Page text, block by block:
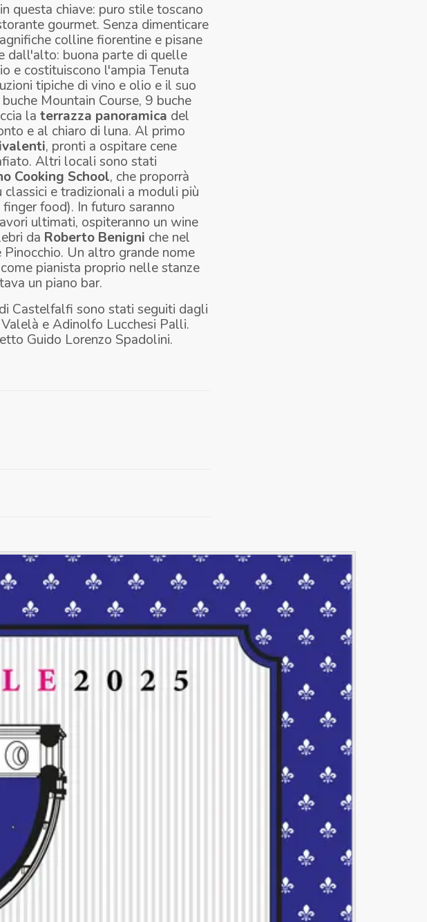
questa chiave: puro stile toscano
gourmet. Senza dimenticare
colline fiorentine e pisane
dall'alto: buona parte di quelle
e costituiscono l'ampia Tenuta
tipiche di vino e olio e il suo
Mountain Course, 9 buche
la terrazza panoramica del
e al chiaro di luna. Al primo
, pronti a ospitare cene
Altri locali sono stati
Cooking School, che proporrà
classici e tradizionali a moduli più
food). In futuro saranno
ultimati, ospiteranno un wine
da Roberto Benigni che nel
Un altro grande nome
pianista proprio nelle stanze
un piano bar.
Castelfalfi sono stati seguiti dagli
e Adinolfo Lucchesi Palli.
Guido Lorenzo Spadolini.